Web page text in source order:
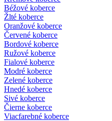
Béžové koberce
Žlté koberce
Oranžové koberce
Červené koberce
Bordové koberce
Ružové koberce
Fialové koberce
Modré koberce
Zelené koberce
Hnedé koberce
Sivé koberce
Čierne koberce
Viacfarebné koberce